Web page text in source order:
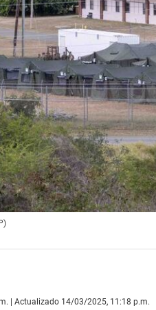
| Actualizado 14/03/2025, 11:18 p.m.